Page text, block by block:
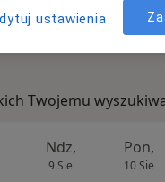
Twojemu
Ndz,
9 Sie
Pon,
10 Sie
ustawienia